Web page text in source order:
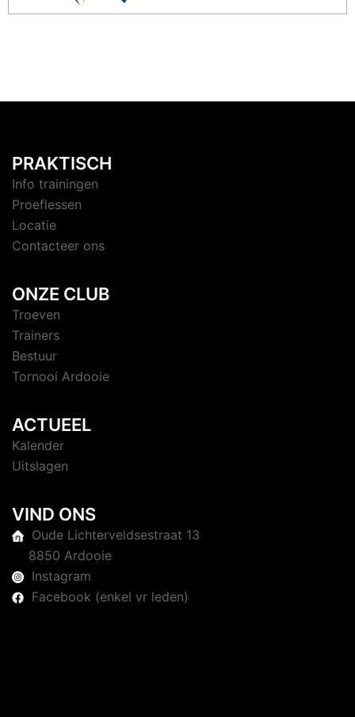
PRAKTISCH
Info trainingen
Proeflessen
Locatie
Contacteer ons
ONZE CLUB
Troeven
Trainers
Bestuur
Tornooi Ardooie
ACTUEEL
Kalender
Uitslagen
VIND ONS
Oude Lichterveldsestraat 13
8850 Ardooie
Instagram
Facebook (enkel vr leden)